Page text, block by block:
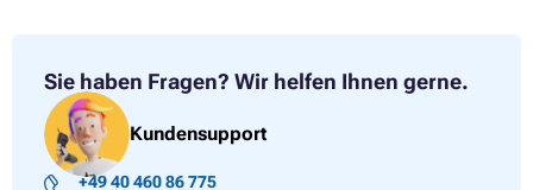
Sie haben Fragen? Wir helfen Ihnen gerne.
Kundensupport
+49 40 460 86 775